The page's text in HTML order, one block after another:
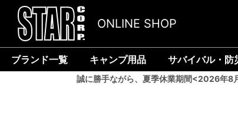
ONLINE SHOP
ブランド一覧 キャンプ用品 サバイバル・防
誠に勝手ながら、夏季休業期間<2026年8